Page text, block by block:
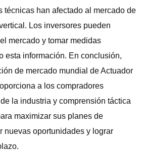
técnicas han afectado al mercado de
Los inversores pueden
mercado y tomar medidas
esta información. En conclusión,
de mercado mundial de Actuador
a los compradores
la industria y comprensión táctica
maximizar sus planes de
nuevas oportunidades y lograr